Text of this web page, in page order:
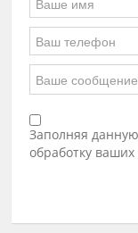
Заполняя
обработку